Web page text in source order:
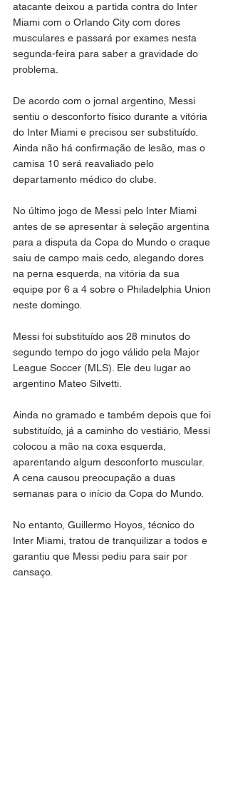
atacante deixou a partida contra do Inter
Miami com o Orlando City com dores
musculares e passará por exames nesta
segunda-feira para saber a gravidade do
problema.
De acordo com o jornal argentino, Messi
sentiu o desconforto físico durante a vitória
do Inter Miami e precisou ser substituído.
Ainda não há confirmação de lesão, mas o
camisa 10 será reavaliado pelo
departamento médico do clube.
No último jogo de Messi pelo Inter Miami
antes de se apresentar à seleção argentina
para a disputa da Copa do Mundo o craque
saiu de campo mais cedo, alegando dores
na perna esquerda, na vitória da sua
equipe por 6 a 4 sobre o Philadelphia Union
neste domingo.
Messi foi substituído aos 28 minutos do
segundo tempo do jogo válido pela Major
League Soccer (MLS). Ele deu lugar ao
argentino Mateo Silvetti.
Ainda no gramado e também depois que foi
substituído, já a caminho do vestiário, Messi
colocou a mão na coxa esquerda,
aparentando algum desconforto muscular.
A cena causou preocupação a duas
semanas para o início da Copa do Mundo.
No entanto, Guillermo Hoyos, técnico do
Inter Miami, tratou de tranquilizar a todos e
garantiu que Messi pediu para sair por
cansaço.